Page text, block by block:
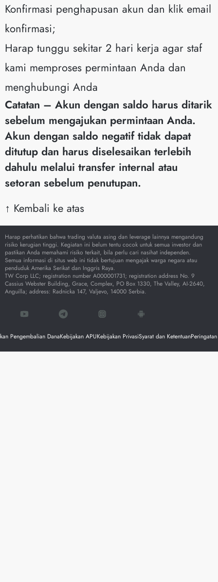
Konfirmasi penghapusan akun dan klik email
konfirmasi;
Harap tunggu sekitar 2 hari kerja agar staf
kami memproses permintaan Anda dan
menghubungi Anda
Catatan – Akun dengan saldo harus ditarik
sebelum mengajukan permintaan Anda.
Akun dengan saldo negatif tidak dapat
ditutup dan harus diselesaikan terlebih
dahulu melalui transfer internal atau
setoran sebelum penutupan.
↑ Kembali ke atas
Harap perhatikan bahwa trading valuta asing dan leverage lainnya mengandung
risiko kerugian tinggi. Kegiatan ini belum tentu cocok untuk semua investor dan
pastikan Anda memahami risiko terkait, bila perlu cari nasihat independen.
Semua informasi di situs web ini tidak bertujuan mengajak warga negara atau
penduduk Amerika Serikat dan Inggris Raya.
TW Corp LLC; registration number A000001731; registration address No. 9
Cassius Webster Building, Grace, Complex, PO Box 1330, The Valley, AI-2640,
Anguilla; address: Radnicka 147, Valjevo, 14000 Serbia.
Pengembalian DanaKebijakan APUKebijakan PrivasiSyarat dan Ketentuan